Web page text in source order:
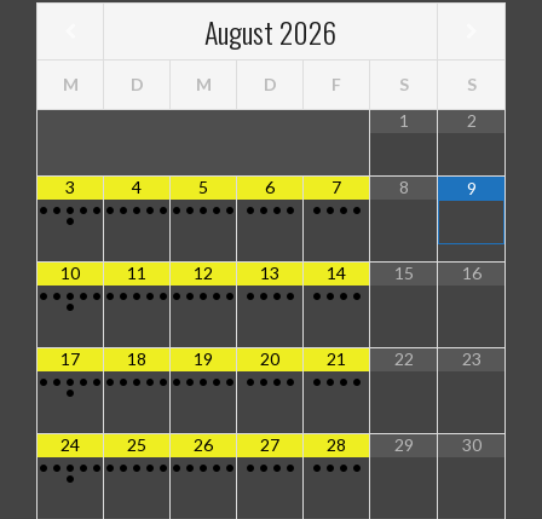
August2026
M D M D F S
S
1
2
3
• • • • •
•
4
• • • • •
5
• • • • •
6
• • • •
7
• • • •
8 9
10
• • • • •
•
11
• • • • •
12
• • • • •
13
• • • •
14
• • • •
15 16
17
• • • • •
•
18
• • • • •
19
• • • • •
20
• • • •
21
• • • •
22 23
24
• • • • •
•
25
• • • • •
26
• • • • •
27
• • • •
28
• • • •
29 30